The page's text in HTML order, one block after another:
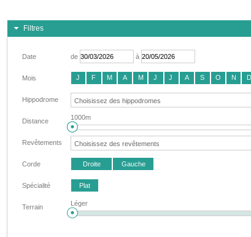
Filtres
Date de à
Mois J F M A M J J A S O N D
Hippodrome
Distance 1000m
Revêtements
Corde Droite Gauche
Spécialité Plat
Terrain Léger